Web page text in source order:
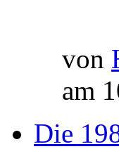
von
am
Die